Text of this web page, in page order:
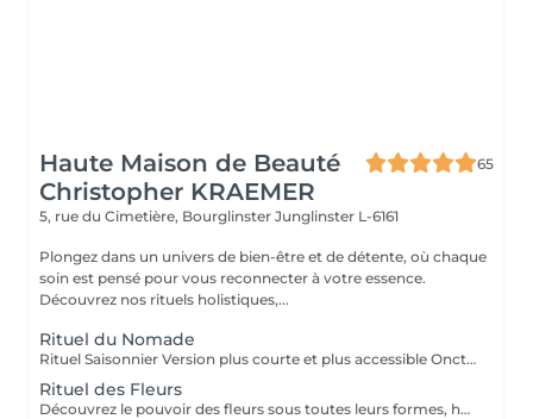
Haute Maison de Beauté
Christopher KRAEMER
65
5, rue du Cimetière, Bourglinster Junglinster L-6161
Plongez dans un univers de bien-être et de détente, où chaque
soin est pensé pour vous reconnecter à votre essence.
Découvrez nos rituels holistiques,...
Rituel du Nomade
Rituel Saisonnier Version plus courte et plus accessible Onction d'huile d'aloès-vera-argan-dattier, gommage aux pépins de fraise et poudre d'ananas, cataplasme au rhassoul, bain de vapeur citron vert-menthe, shampooing citron vert-lavande-ylang-ylang, masque Néroli-ciste ladanifère-menthe avec massage de la tête, cascade, pulvérisation faciale hydrolat de fleur d'oranger
Rituel des Fleurs
Découvrez le pouvoir des fleurs sous toutes leurs formes, huiles végétales, essentielles, infusions etc Un moment de poésie, qui vous laissera sans voix.. Véritable moment de relaxation complète. Sauna infrarouge, Massage shiatsu, bol d'air jacquier, douche. Onction d'huiles précieuses, hammam crânien, facial et respiratoire, bains rythmés avec méditation guidée, exercices de sophrologie, shampooing, pose de masque et massage crânien, rituel de la cascade, rinçage à l'infusion de plantes et pulvérisation faciale aux hydrolats qui clôturent le soin. Ne comprend pas le séchage des cheveux.